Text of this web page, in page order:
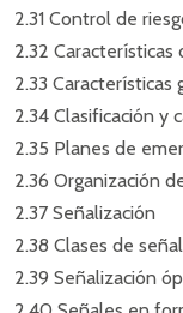
2.31 Control de
2.32
2.33
2.34 Clasificación y
2.35 Planes de
2.36 Organización
2.37 Señalización
2.38 Clases de
2.39 Señalización